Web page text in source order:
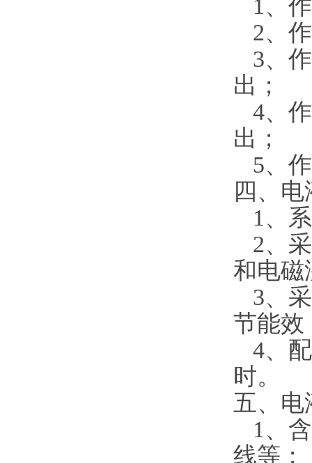
1 、
2、
3、
出；
4、
出；
5、
四、
1 、
2、
和电磁
3、
节能效
4、
时。
五、电
1 、
线等；